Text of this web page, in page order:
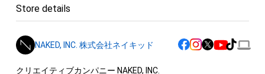
ツに関する知的財産権の譲渡又は利用許諾を受けることを意味
<Notes regarding usage and copyright>
This note refers to all content such as images, text, audio,
Store details
NAKED, INC. 株式会社ネイキッド